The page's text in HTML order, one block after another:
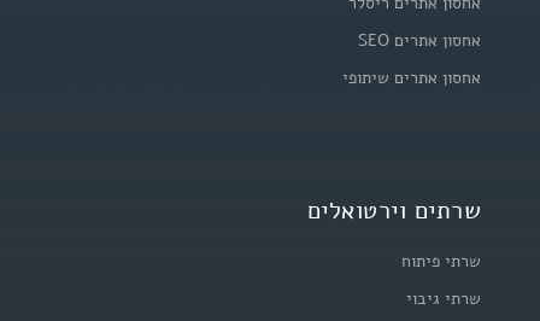
אחסון אתרים SEO
אחסון אתרים שיתופי
שרתים וירטואלים
שרתי פיתוח
שרתי גיבוי